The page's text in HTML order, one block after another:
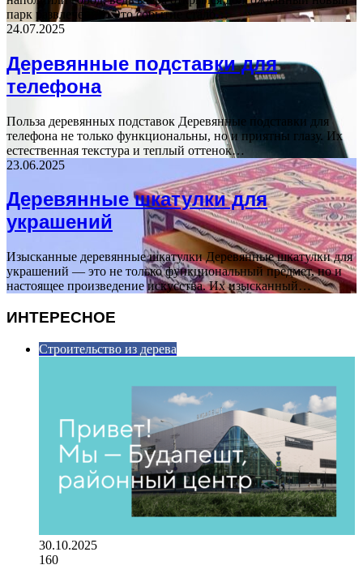
парк развлечений. Это событие стало…
24.07.2025
Деревянные подставки для
телефона
Польза деревянных подставок Деревянные подставки для
телефона не только функциональны, но и приятны глазу. Их
естественная текстура и теплый оттенок…
23.06.2025
Деревянные шкатулки для
украшений
Изысканные деревянные шкатулки Деревянные шкатулки для
украшений — это не только функциональный предмет, но и
настоящее произведение искусства. Их изысканный…
ИНТЕРЕСНОЕ
Строительство из дерева
30.10.2025
160